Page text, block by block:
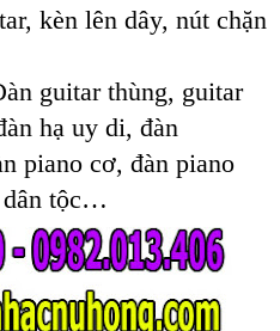
kèn lên dây, nút chặn
guitar thùng, guitar
hạ uy di, đàn
piano cơ, đàn piano
dân tộc…